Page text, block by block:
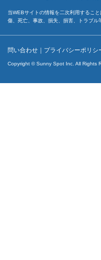
当WEBサイトの情報を二次利用するこ
傷、死亡、事故、損失、損害、トラブ
問い合わせ ｜ プライバシーポリシ
Copyright © Sunny Spot Inc. All Rights